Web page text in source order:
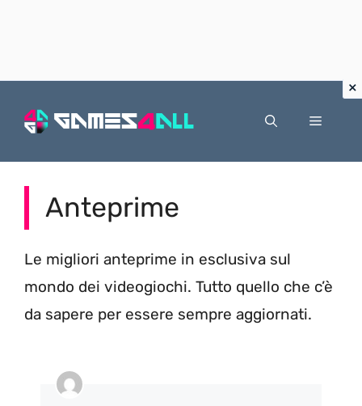
Menu
Anteprime
Le migliori anteprime in esclusiva sul
mondo dei videogiochi. Tutto quello che c’è
da sapere per essere sempre aggiornati.